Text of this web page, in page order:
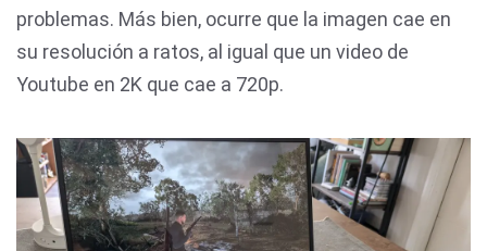
problemas. Más bien, ocurre que la imagen cae en
su resolución a ratos, al igual que un video de
Youtube en 2K que cae a 720p.